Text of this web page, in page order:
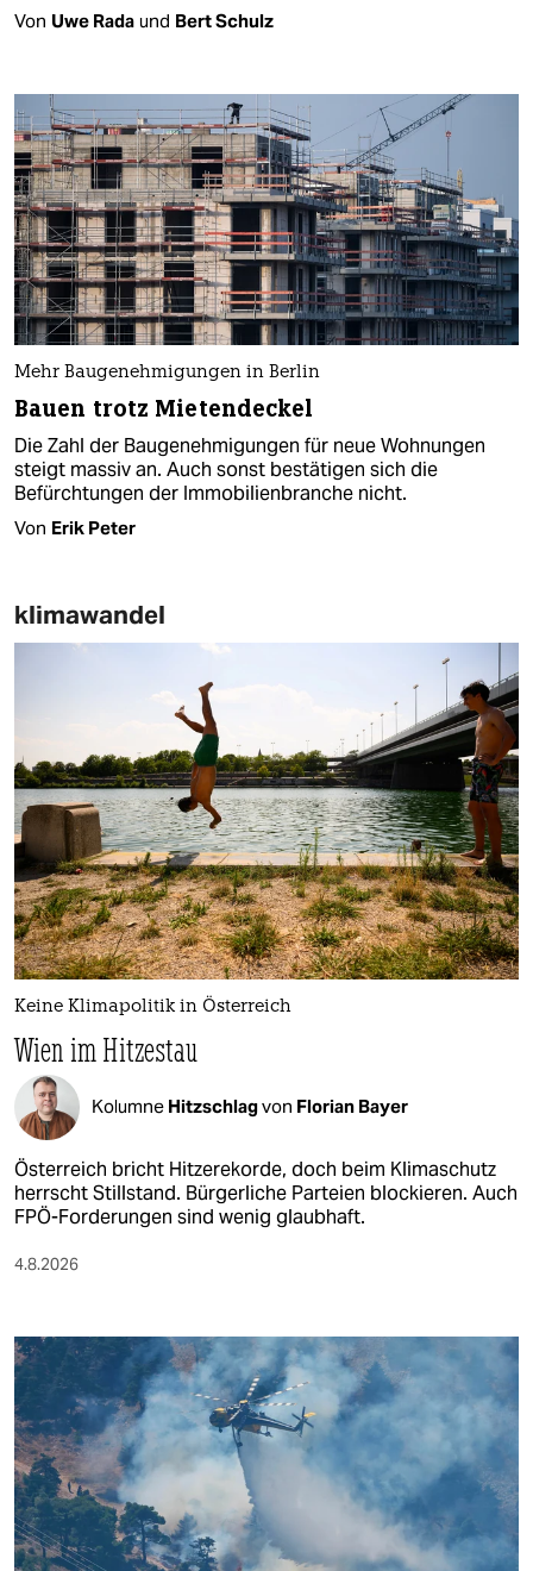
Von Uwe Rada und Bert Schulz
Mehr Baugenehmigungen in Berlin
Bauen trotz Mietendeckel
Die Zahl der Baugenehmigungen für neue Wohnungen
steigt massiv an. Auch sonst bestätigen sich die
Befürchtungen der Immobilienbranche nicht.
Von Erik Peter
klimawandel
Keine Klimapolitik in Österreich
Wien im Hitzestau
Kolumne Hitzschlagvon Florian Bayer
Österreich bricht Hitzerekorde, doch beim Klimaschutz
herrscht Stillstand. Bürgerliche Parteien blockieren. Auch
FPÖ-Forderungen sind wenig glaubhaft.
4.8.2026